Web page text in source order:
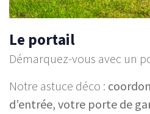
Le portail
Démarquez-vous avec un
Notre astuce déco :
d’entrée, votre porte de